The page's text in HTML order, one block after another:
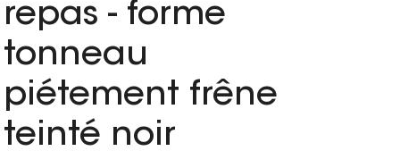
repas - forme
tonneau
piétement frêne
teinté noir